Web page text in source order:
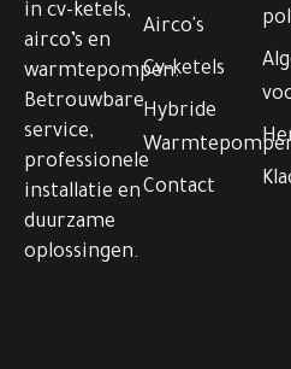
in cv-ketels,
airco’s en
warmtepompen.
Betrouwbare
service,
professionele
installatie en
duurzame
oplossingen.
Airco's
Cv-ketels
Hybride
Contact